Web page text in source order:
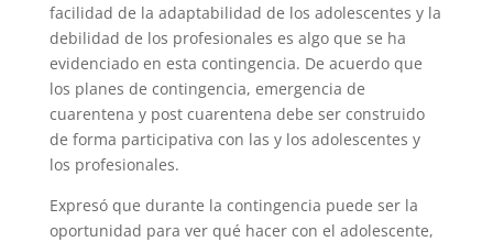
facilidad de la adaptabilidad de los adolescentes y la
debilidad de los profesionales es algo que se ha
evidenciado en esta contingencia. De acuerdo que
los planes de contingencia, emergencia de
cuarentena y post cuarentena debe ser construido
de forma participativa con las y los adolescentes y
los profesionales.
Expresó que durante la contingencia puede ser la
oportunidad para ver qué hacer con el adolescente,